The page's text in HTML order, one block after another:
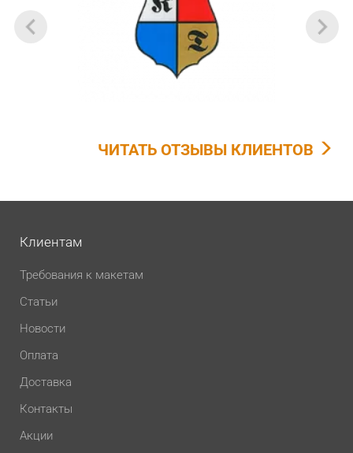
ЧИТАТЬ ОТЗЫВЫ КЛИЕНТОВ
Клиентам
Требования к макетам
Статьи
Новости
Оплата
Доставка
Контакты
Акции